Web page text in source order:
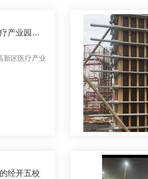
产业园项
新区医疗产业
经开五校